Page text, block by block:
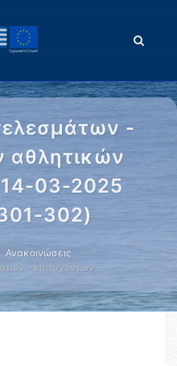
-
αθλητικών
03-2025
302)
Ανακοινώσεις
- επιτυχόντων …